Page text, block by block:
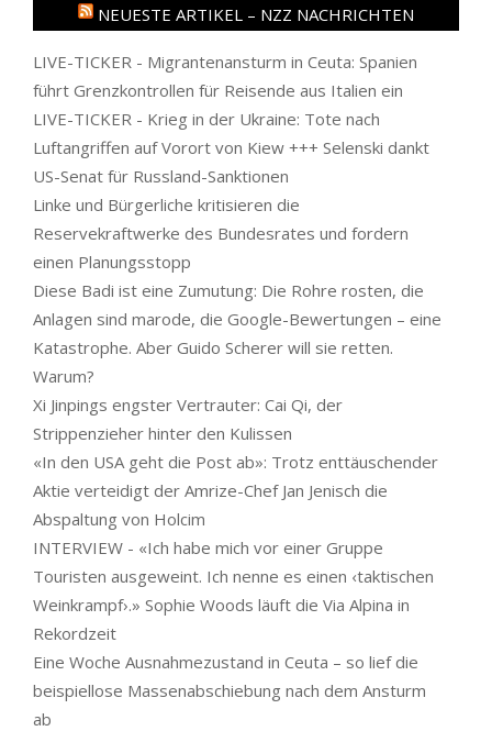
NEUESTE ARTIKEL – NZZ NACHRICHTEN
LIVE-TICKER - Migrantenansturm in Ceuta: Spanien
führt Grenzkontrollen für Reisende aus Italien ein
LIVE-TICKER - Krieg in der Ukraine: Tote nach
Luftangriffen auf Vorort von Kiew +++ Selenski dankt
US-Senat für Russland-Sanktionen
Linke und Bürgerliche kritisieren die
Reservekraftwerke des Bundesrates und fordern
einen Planungsstopp
Diese Badi ist eine Zumutung: Die Rohre rosten, die
Anlagen sind marode, die Google-Bewertungen – eine
Katastrophe. Aber Guido Scherer will sie retten.
Warum?
Xi Jinpings engster Vertrauter: Cai Qi, der
Strippenzieher hinter den Kulissen
«In den USA geht die Post ab»: Trotz enttäuschender
Aktie verteidigt der Amrize-Chef Jan Jenisch die
Abspaltung von Holcim
INTERVIEW - «Ich habe mich vor einer Gruppe
Touristen ausgeweint. Ich nenne es einen ‹taktischen
Weinkrampf›.» Sophie Woods läuft die Via Alpina in
Rekordzeit
Eine Woche Ausnahmezustand in Ceuta – so lief die
beispiellose Massenabschiebung nach dem Ansturm
ab